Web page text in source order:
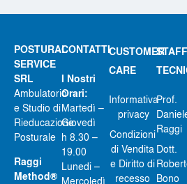
POSTURAL
SERVICE
SRL
Ambulatorio
e Studio di
Rieducazione
Posturale
Raggi
Method®
CONTATTI
I Nostri
Orari:
Martedì –
Giovedì
h 8.30 –
19.00
Lunedi –
Mercoledì
CUSTOMER
CARE
Informativa
privacy
Condizioni
di Vendita
e Diritto di
recesso
STAFF
Prof.
Raggi
Dott.
Bono